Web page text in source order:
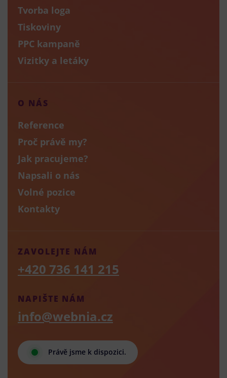
Tvorba loga
Tiskoviny
PPC kampaně
Vizitky a letáky
O NÁS
Reference
Proč právě my?
Jak pracujeme?
Napsali o nás
Volné pozice
Kontakty
Právě jsme k dispozici.
NAPIŠTE NÁM
info@webnia.cz
ZAVOLEJTE NÁM
+420 736 141 215